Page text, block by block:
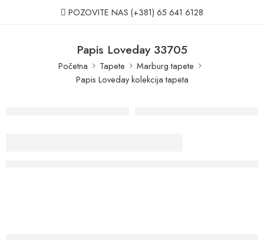
POZOVITE NAS (+381) 65 641 6128
Papis Loveday 33705
Početna Tapete
Marburg tapete
Papis Loveday kolekcija tapeta